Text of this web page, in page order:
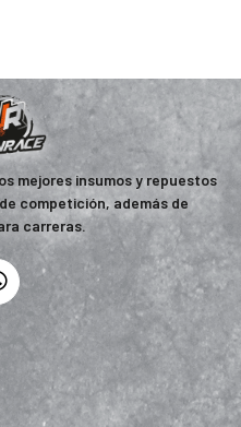
mejores insumos y repuestos
competición, además de
carreras.